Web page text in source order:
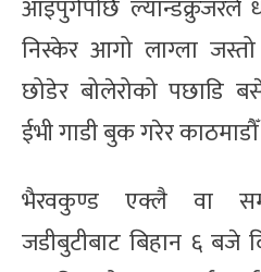
आइपुगेपछि ल्यान्डक्रुजरले
निस्केर आगो लाग्ला
छोडेर बोलेरोको पछाडि
ईभी गाडी बुक गरेर काठमाडौँ
भैरवकुण्ड एक्लै वा
जडीबुटीबाट बिहान ६